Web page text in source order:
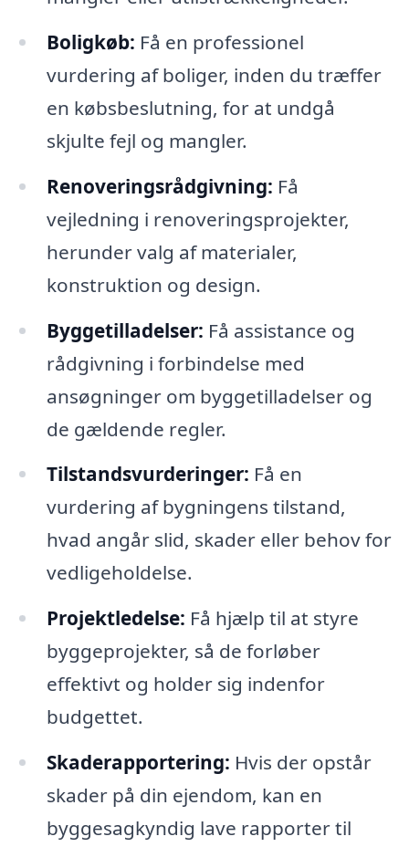
Boligkøb: Få en professionel
vurdering af boliger, inden du træffer
en købsbeslutning, for at undgå
skjulte fejl og mangler.
Renoveringsrådgivning: Få
vejledning i renoveringsprojekter,
herunder valg af materialer,
konstruktion og design.
Byggetilladelser: Få assistance og
rådgivning i forbindelse med
ansøgninger om byggetilladelser og
de gældende regler.
Tilstandsvurderinger: Få en
vurdering af bygningens tilstand,
hvad angår slid, skader eller behov for
vedligeholdelse.
Projektledelse: Få hjælp til at styre
byggeprojekter, så de forløber
effektivt og holder sig indenfor
budgettet.
Skaderapportering: Hvis der opstår
skader på din ejendom, kan en
byggesagkyndig lave rapporter til